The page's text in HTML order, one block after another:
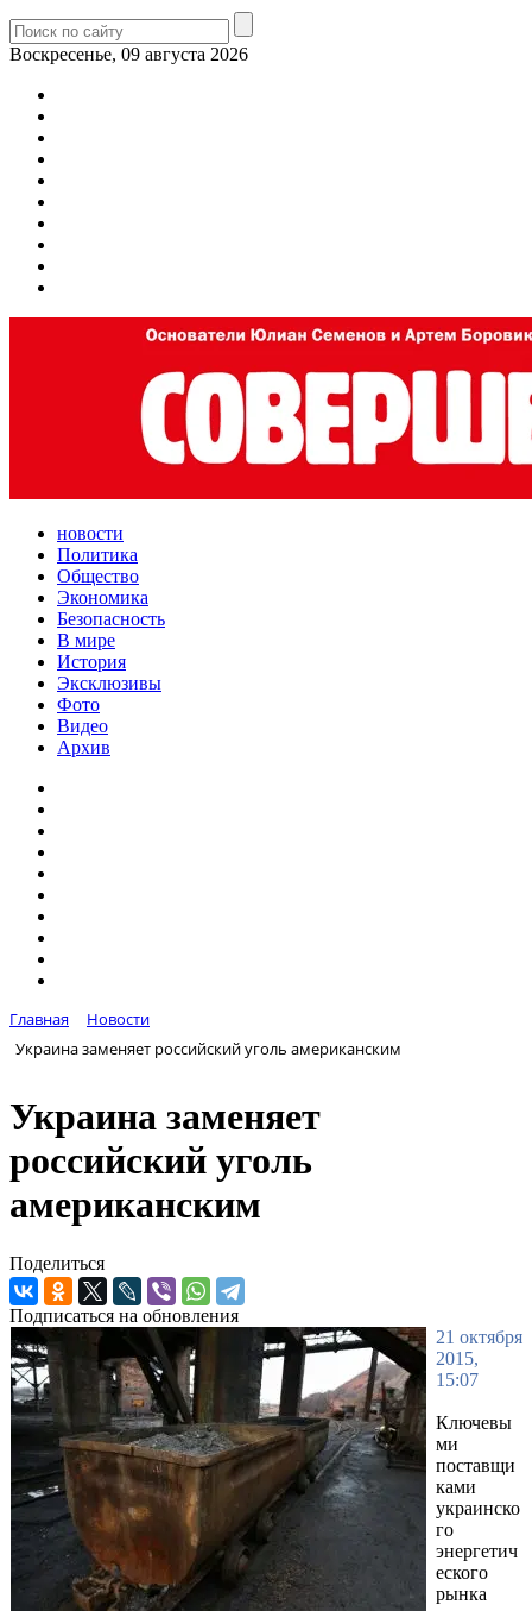
Воскресенье, 09 августа 2026
новости
Политика
Общество
Экономика
Безопасность
В мире
История
Эксклюзивы
Фото
Видео
Архив
Главная
Новости
Украина заменяет российский уголь американским
Украина заменяет
российский уголь
американским
Поделиться
Подписаться на обновления
21 октября
2015,
15:07
Ключевы
ми
поставщи
ками
украинско
го
энергетич
еского
рынка